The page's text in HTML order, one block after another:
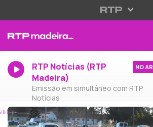
RTP Notícias (RTP
Madeira)
Emissão em simultâneo com RTP
Notícias
NO AR